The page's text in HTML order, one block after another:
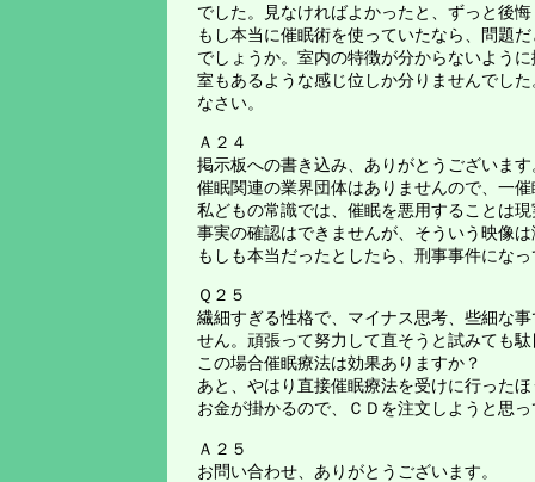
でした。見なければよかったと、ずっと後
もし本当に催眠術を使っていたなら、問題
でしょうか。室内の特徴が分からないよう
室もあるような感じ位しか分りませんでし
なさい。
Ａ２４
掲示板への書き込み、ありがとうございます
催眠関連の業界団体はありませんので、一
私どもの常識では、催眠を悪用することは
事実の確認はできませんが、そういう映像
もしも本当だったとしたら、刑事事件にな
Ｑ２５
繊細すぎる性格で、マイナス思考、些細な
せん。頑張って努力して直そうと試みても
この場合催眠療法は効果ありますか？
あと、やはり直接催眠療法を受けに行った
お金が掛かるので、ＣＤを注文しようと思
Ａ２５
お問い合わせ、ありがとうございます。